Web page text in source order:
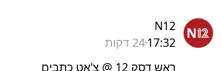
N12
17:3224 דקות
ראש דסק 12 @ צ'אט כתבים